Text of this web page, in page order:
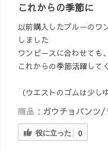
これからの季節に
以前購入したブルーのワ
しました
ワンピースに合わせても
これからの季節活躍して
（ウエストのゴムは少し
商品： ガウチョパンツ
役に立った 0